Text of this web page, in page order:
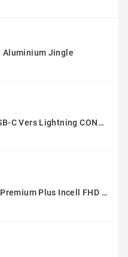
Aluminium Jingle
Câble Data USB-C Vers Lightning CONNECT MC-CLB7 Nylon Tressé 20W (2m) Blanc
Ecran Tactile Premium Plus Incell FHD LTPS Apple IPhone 12 Pro Max